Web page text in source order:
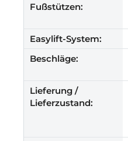
Fußstützen:
Easylift-System:
Beschläge:
Lieferung /
Lieferzustand: